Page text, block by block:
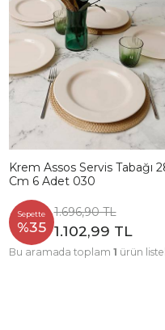
Krem Assos Servis Tabağı
Cm 6 Adet 030
Sepette
%35
1.696,90 TL
1.102,99 TL
Bu aramada toplam 1 ürün